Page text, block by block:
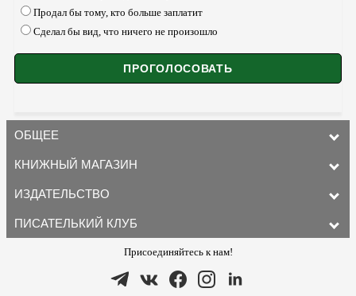
Продал бы тому, кто больше заплатит
Сделал бы вид, что ничего не произошло
ОБЩЕЕ
КНИЖНЫЙ МАГАЗИН
ИЗДАТЕЛЬСТВО
ПИСАТЕЛЬКИЙ КЛУБ
Присоединяйтесь к нам!